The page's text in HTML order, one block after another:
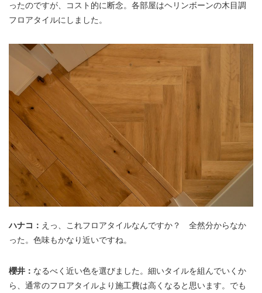
ったのですが、コスト的に断念。各部屋はヘリンボーンの木目調
フロアタイルにしました。
ハナコ： えっ、これフロアタイルなんですか？ 全然分からなか
った。色味もかなり近いですね。
櫻井： なるべく近い色を選びました。細いタイルを組んでいくか
ら、通常のフロアタイルより施工費は高くなると思います。でも